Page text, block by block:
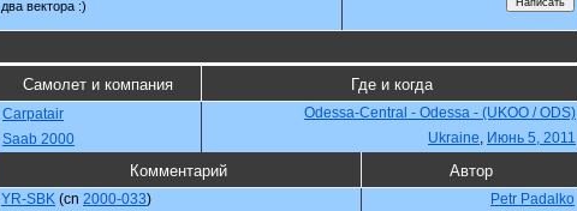
два вектора :)
Самолет и компания Где и когда
Carpatair
Odessa-Central - Odessa - (UKOO / ODS)
Saab 2000
Ukraine, Июнь 5, 2011
Комментарий Автор
YR-SBK (cn 2000-033) Petr Padalko